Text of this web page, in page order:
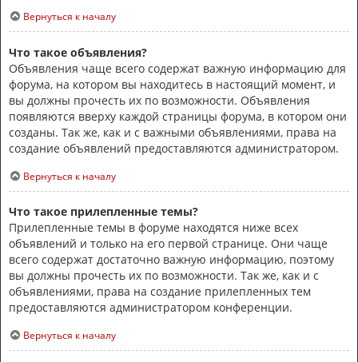
Вернуться к началу
Что такое объявления?
Объявления чаще всего содержат важную информацию для
форума, на котором вы находитесь в настоящий момент, и
вы должны прочесть их по возможности. Объявления
появляются вверху каждой страницы форума, в котором они
созданы. Так же, как и с важными объявлениями, права на
создание объявлений предоставляются администратором.
Вернуться к началу
Что такое прилепленные темы?
Прилепленные темы в форуме находятся ниже всех
объявлений и только на его первой странице. Они чаще
всего содержат достаточно важную информацию, поэтому
вы должны прочесть их по возможности. Так же, как и с
объявлениями, права на создание прилепленных тем
предоставляются администратором конференции.
Вернуться к началу